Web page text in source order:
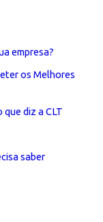
empresa?
os Melhores
diz a CLT
saber